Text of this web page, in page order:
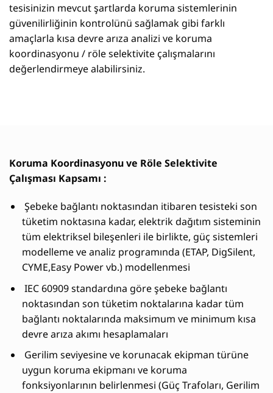
tesisinizin mevcut şartlarda koruma sistemlerinin
güvenilirliğinin kontrolünü sağlamak gibi farklı
amaçlarla kısa devre arıza analizi ve koruma
koordinasyonu / röle selektivite çalışmalarını
değerlendirmeye alabilirsiniz.
Koruma Koordinasyonu ve Röle Selektivite
Çalışması Kapsamı :
Şebeke bağlantı noktasından itibaren tesisteki son
tüketim noktasına kadar, elektrik dağıtım sisteminin
tüm elektriksel bileşenleri ile birlikte, güç sistemleri
modelleme ve analiz programında (ETAP, DigSilent,
CYME,Easy Power vb.) modellenmesi
IEC 60909 standardına göre şebeke bağlantı
noktasından son tüketim noktalarına kadar tüm
bağlantı noktalarında maksimum ve minimum kısa
devre arıza akımı hesaplamaları
Gerilim seviyesine ve korunacak ekipman türüne
uygun koruma ekipmanı ve koruma
fonksiyonlarının belirlenmesi (Güç Trafoları, Gerilim